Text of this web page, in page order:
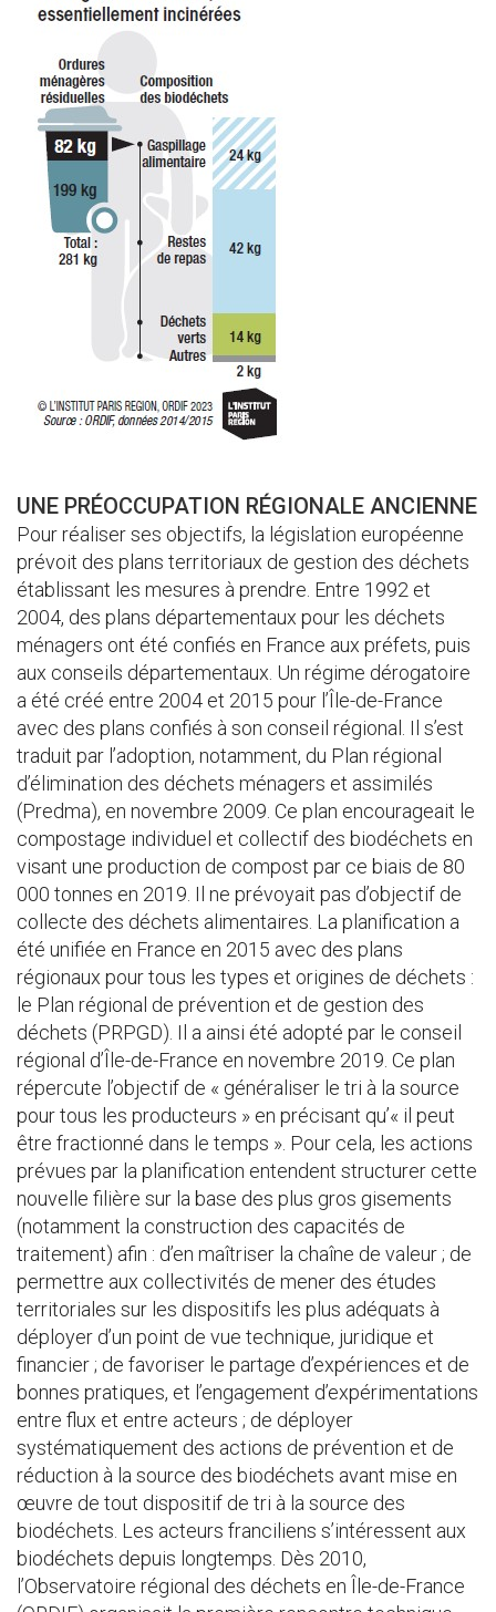
UNE PRÉOCCUPATION RÉGIONALE ANCIENNE
Pour réaliser ses objectifs, la législation européenne
prévoit des plans territoriaux de gestion des déchets
établissant les mesures à prendre. Entre 1992 et
2004, des plans départementaux pour les déchets
ménagers ont été confiés en France aux préfets, puis
aux conseils départementaux. Un régime dérogatoire
a été créé entre 2004 et 2015 pour l’Île-de-France
avec des plans confiés à son conseil régional. Il s’est
traduit par l’adoption, notamment, du Plan régional
d’élimination des déchets ménagers et assimilés
(Predma), en novembre 2009. Ce plan encourageait le
compostage individuel et collectif des biodéchets en
visant une production de compost par ce biais de 80
000 tonnes en 2019. Il ne prévoyait pas d’objectif de
collecte des déchets alimentaires. La planification a
été unifiée en France en 2015 avec des plans
régionaux pour tous les types et origines de déchets :
le Plan régional de prévention et de gestion des
déchets (PRPGD). Il a ainsi été adopté par le conseil
régional d’Île-de-France en novembre 2019. Ce plan
répercute l’objectif de « généraliser le tri à la source
pour tous les producteurs » en précisant qu’« il peut
être fractionné dans le temps ». Pour cela, les actions
prévues par la planification entendent structurer cette
nouvelle filière sur la base des plus gros gisements
(notamment la construction des capacités de
traitement) afin : d’en maîtriser la chaîne de valeur ; de
permettre aux collectivités de mener des études
territoriales sur les dispositifs les plus adéquats à
déployer d’un point de vue technique, juridique et
financier ; de favoriser le partage d’expériences et de
bonnes pratiques, et l’engagement d’expérimentations
entre flux et entre acteurs ; de déployer
systématiquement des actions de prévention et de
réduction à la source des biodéchets avant mise en
œuvre de tout dispositif de tri à la source des
biodéchets. Les acteurs franciliens s’intéressent aux
biodéchets depuis longtemps. Dès 2010,
l’Observatoire régional des déchets en Île-de-France